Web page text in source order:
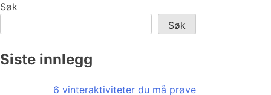
Søk
Søk
Siste innlegg
6 vinteraktiviteter du må prøve